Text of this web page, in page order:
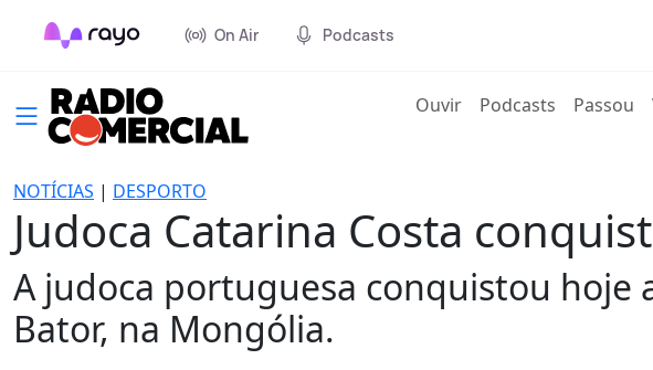
On Air Podcasts
Ouvir(current)
Podcasts Passou
NOTÍCIAS | DESPORTO
Judoca Catarina Costa
A judoca portuguesa conquistou hoje
Bator, na Mongólia.